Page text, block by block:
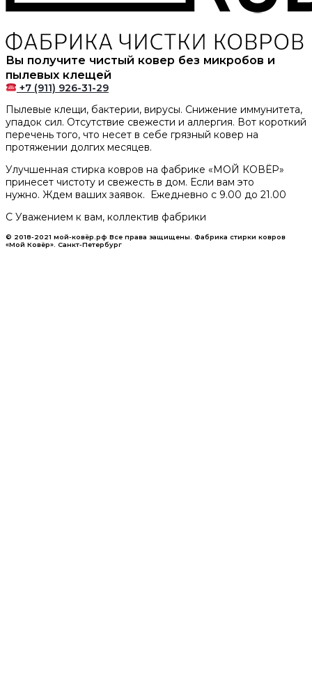
Вы получите чистый ковер без микробов и
пылевых клещей
+7 (911) 926-31-29
Пылевые клещи, бактерии, вирусы. Снижение иммунитета,
упадок сил. Отсутствие свежести и аллергия. Вот короткий
перечень того, что несет в себе грязный ковер на
протяжении долгих месяцев.
Улучшенная стирка ковров на фабрике «МОЙ КОВЁР»
принесет чистоту и свежесть в дом. Если вам это
нужно. Ждем ваших заявок. Ежедневно с 9.00 до 21.00
С Уважением к вам, коллектив фабрики
© 2018-2021 мой-ковёр.рф Все права защищены. Фабрика стирки ковров
«Мой Ковёр». Санкт-Петербург